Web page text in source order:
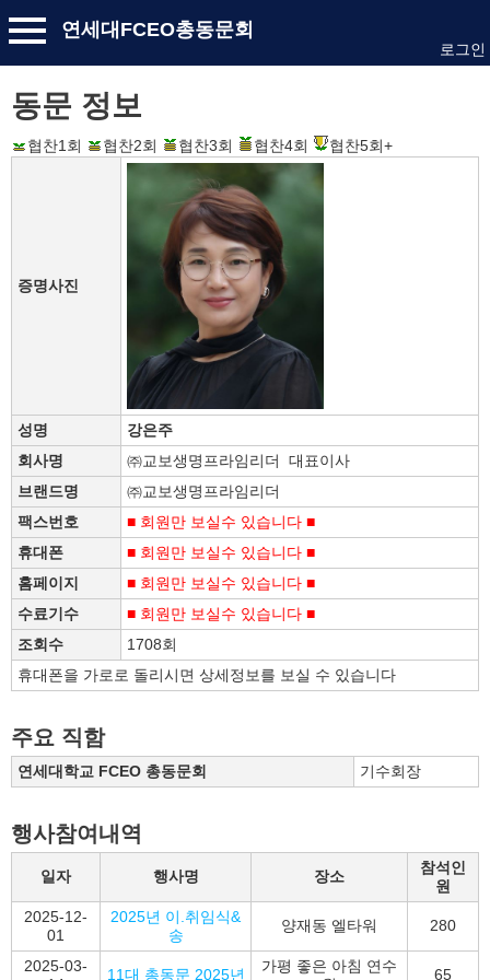
연세대FCEO총동문회
로그인
동문 정보
협찬1회 협찬2회 협찬3회 협찬4회 협찬5회+
증명사진
성명
강은주
회사명
㈜교보생명프라임리더 대표이사
브랜드명
㈜교보생명프라임리더
팩스번호
■ 회원만 보실수 있습니다 ■
휴대폰
■ 회원만 보실수 있습니다 ■
홈페이지
■ 회원만 보실수 있습니다 ■
수료기수
■ 회원만 보실수 있습니다 ■
조회수
1708회
휴대폰을 가로로 돌리시면 상세정보를 보실 수 있습니다
주요 직함
연세대학교 FCEO 총동문회 기수회장
행사참여내역
일자 행사명 장소
참석인
원
2025-12-
01
2025년 이.취임식&
송
양재동 엘타워 280
2025-03-
11대 총동문 2025년
가평 좋은 아침 연수
65